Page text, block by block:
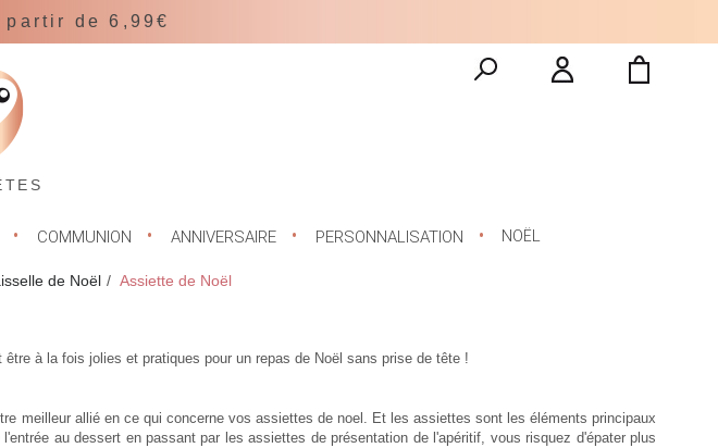
de 6,99€
COMMUNION ANNIVERSAIRE PERSONNALISATION NOËL
de Noël Assiette de Noël
être à la fois jolies et pratiques pour un repas de Noël sans prise de tête !
meilleur allié en ce qui concerne vos assiettes de noel. Et les assiettes sont les éléments principaux
au dessert en passant par les assiettes de présentation de l'apéritif, vous risquez d'épater plus